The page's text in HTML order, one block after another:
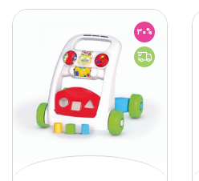
30%